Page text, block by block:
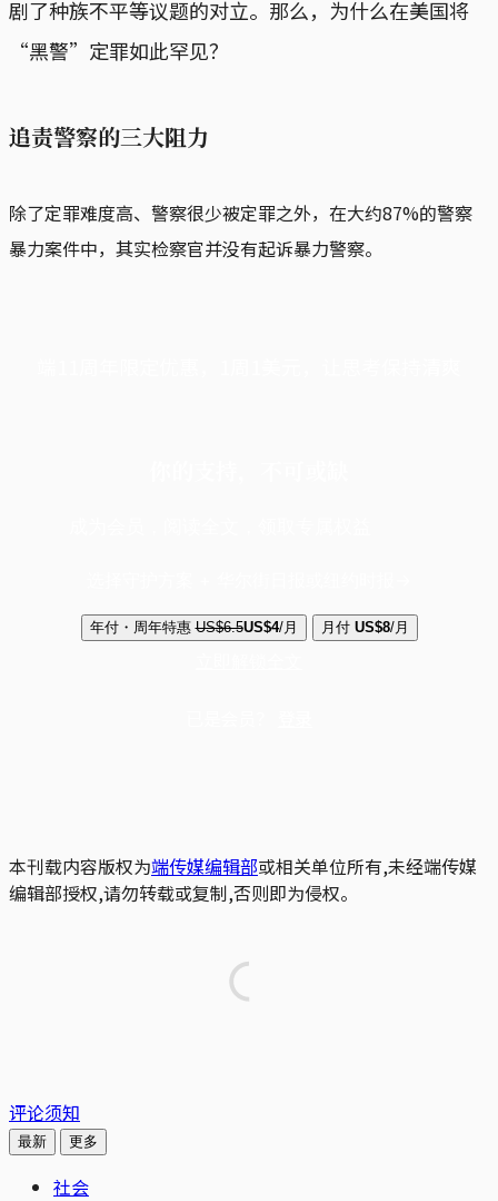
剧了种族不平等议题的对立。那么，为什么在美国将
“黑警”定罪如此罕见？
追责警察的三大阻力
除了定罪难度高、警察很少被定罪之外，在大约87%的警察
暴力案件中，其实检察官并没有起诉暴力警察。
年付・周年特惠 US$6.5US$4/月 月付 US$8/月
本刊载内容版权为端传媒编辑部或相关单位所有,未经端传媒
编辑部授权,请勿转载或复制,否则即为侵权。
评论须知
最新 更多
社会